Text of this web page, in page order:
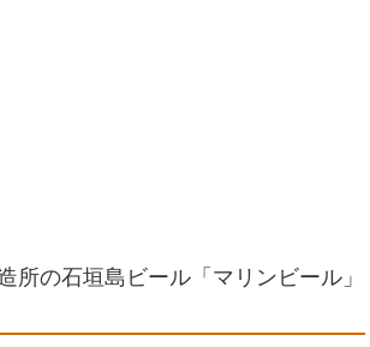
所の石垣島ビール「マリンビール」